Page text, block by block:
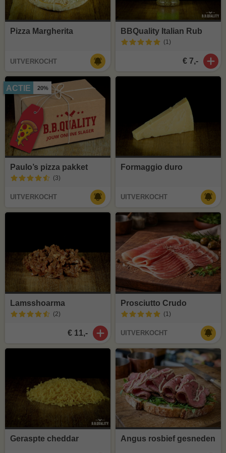
Pizza Margherita
UITVERKOCHT
BBQuality Italian Rub
(1)
€ 7,-
ACTIE 20%
Paulo’s pizza pakket
(3)
UITVERKOCHT
Formaggio duro
UITVERKOCHT
Lamsshoarma
(2)
€ 11,-
Prosciutto Crudo
(1 )
UITVERKOCHT
Geraspte cheddar Angus rosbief gesneden